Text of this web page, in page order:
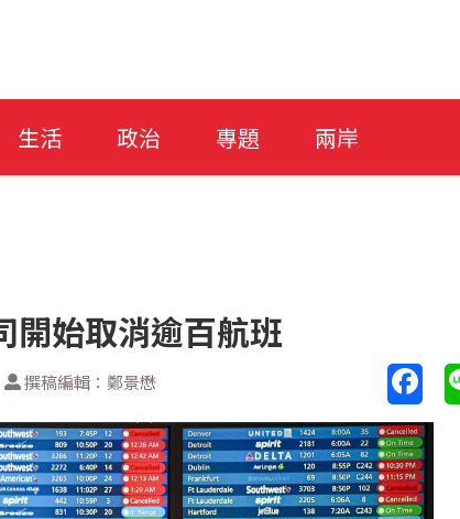
生活 政治 專題 兩岸
開始取消逾百航班
撰稿編輯：鄭景懋